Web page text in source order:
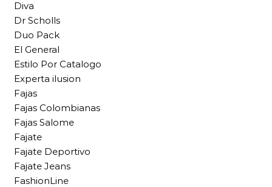
Diva
Dr Scholls
Duo Pack
El General
Estilo Por Catalogo
Experta ilusion
Fajas
Fajas Colombianas
Fajas Salome
Fajate
Fajate Deportivo
Fajate Jeans
FashionLine